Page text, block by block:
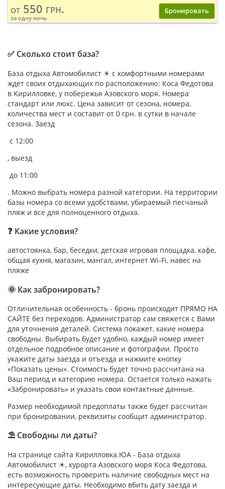
от 550 грн.
за одну ночь
Бронировать
✅ Сколько стоит база?
База отдыха Автомобилист ☀ с комфортными номерами
ждет своих отдыхающих по расположению: Коса Федотова
в Кирилловке, у побережья Азовского моря. Номера
стандарт или люкс. Цена зависит от сезона, номера,
количества мест и составит от 0 грн. в сутки в начале
сезона. Заезд
с 12:00
, выезд
до 11:00
. Можно выбрать номера разной категории. На территории
базы номера со всеми удобствами, убираемый песчаный
пляж и все для полноценного отдыха.
❓ Какие условия?
автостоянка, бар, беседки, детская игровая площадка, кафе,
общая кухня, магазин, мангал, интернет Wi-Fi, навес на
пляже
🌞 Как забронировать?
Отличительная особенность - бронь происходит ПРЯМО НА
САЙТЕ без переходов. Администратор сам свяжется с Вами
для уточнения деталей. Система покажет, какие номера
свободны. Выбирать будет удобно, каждый номер имеет
отдельное подробное описание и фотографии. Просто
укажите даты заезда и отъезда и нажмите кнопку
«Показать цены». Стоимость будет точно рассчитана на
Ваш период и категорию номера. Остается только нажать
«Забронировать» и указать свои контактные данные.
Размер необходимой предоплаты также будет рассчитан
при бронировании, реквизиты сообщит администратор.
⛱ Свободны ли даты?
На странице сайта Кирилловка.ЮА - База отдыха
Автомобилист ☀, курорта Азовского моря Коса Федотова,
есть возможность проверить наличие свободных мест на
интересующие даты. Необходимо вбить дату заезда и